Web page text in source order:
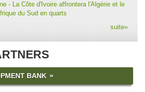
- La Côte d'Ivoire affrontera l'Algérie et le
du Sud en quarts
suite»
BANK